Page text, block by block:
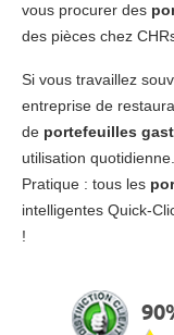
vous procurer des
des pièces chez
Si vous travaillez
entreprise de
de portefeuilles
utilisation quotidienne.
Pratique : tous les
intelligentes Quick-
!